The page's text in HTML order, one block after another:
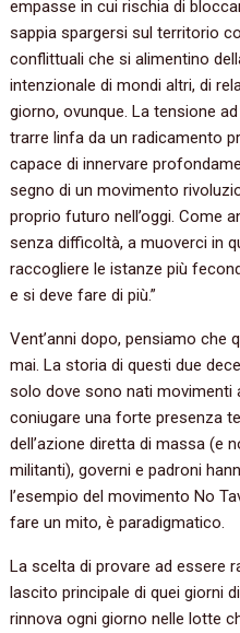
empasse in cui rischia di
sappia spargersi sul territorio
conflittuali che si alimentino
intenzionale di mondi altri, di
giorno, ovunque. La tensione
trarre linfa da un radicamento
capace di innervare
segno di un movimento
proprio futuro nell’oggi. Come
senza difficoltà, a muoverci in
raccogliere le istanze più
e si deve fare di più.”
Vent’anni dopo, pensiamo che
mai. La storia di questi due
solo dove sono nati movimenti
coniugare una forte presenza
dell’azione diretta di massa (e
militanti), governi e padroni
l’esempio del movimento No
fare un mito, è paradigmatico.
La scelta di provare ad essere
lascito principale di quei giorni
rinnova ogni giorno nelle lotte